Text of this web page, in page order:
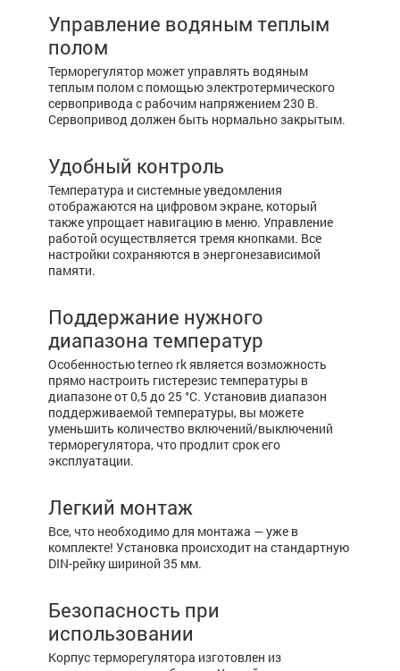
Управление водяным теплым
полом
Терморегулятор может управлять водяным
теплым полом с помощью электротермического
сервопривода с рабочим напряжением 230 В.
Сервопривод должен быть нормально закрытым.
Удобный контроль
Температура и системные уведомления
отображаются на цифровом экране, который
также упрощает навигацию в меню. Управление
работой осуществляется тремя кнопками. Все
настройки сохраняются в энергонезависимой
памяти.
Поддержание нужного
диапазона температур
Особенностью terneo rk является возможность
прямо настроить гистерезис температуры в
диапазоне от 0,5 до 25 °С. Установив диапазон
поддерживаемой температуры, вы можете
уменьшить количество включений/выключений
терморегулятора, что продлит срок его
эксплуатации.
Легкий монтаж
Все, что необходимо для монтажа — уже в
комплекте! Установка происходит на стандартную
DIN-рейку шириной 35 мм.
Безопасность при
использовании
Корпус терморегулятора изготовлен из